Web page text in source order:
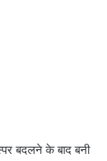
बदलने के बाद बनी